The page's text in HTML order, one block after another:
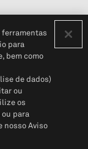
(em inglês)
Global
ferramentas
para
bem como
de dados)
ou
os
para
nosso Aviso